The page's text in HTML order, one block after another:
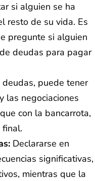
si alguien se ha
resto de su vida. Es
pregunte si alguien
deudas para pagar
puede tener
las negociaciones
con la bancarrota,
Declararse en
significativas,
mientras que la